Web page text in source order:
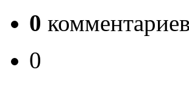
0 комментариев
0